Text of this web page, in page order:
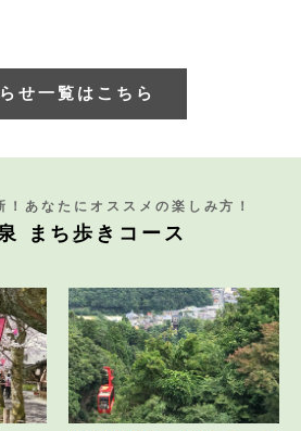
せ一覧はこちら
！あなたにオススメの楽しみ方！
まち歩きコース